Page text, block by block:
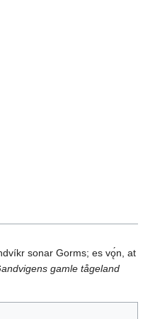
sonar Gorms; es vǫ́n, at
gamle tågeland